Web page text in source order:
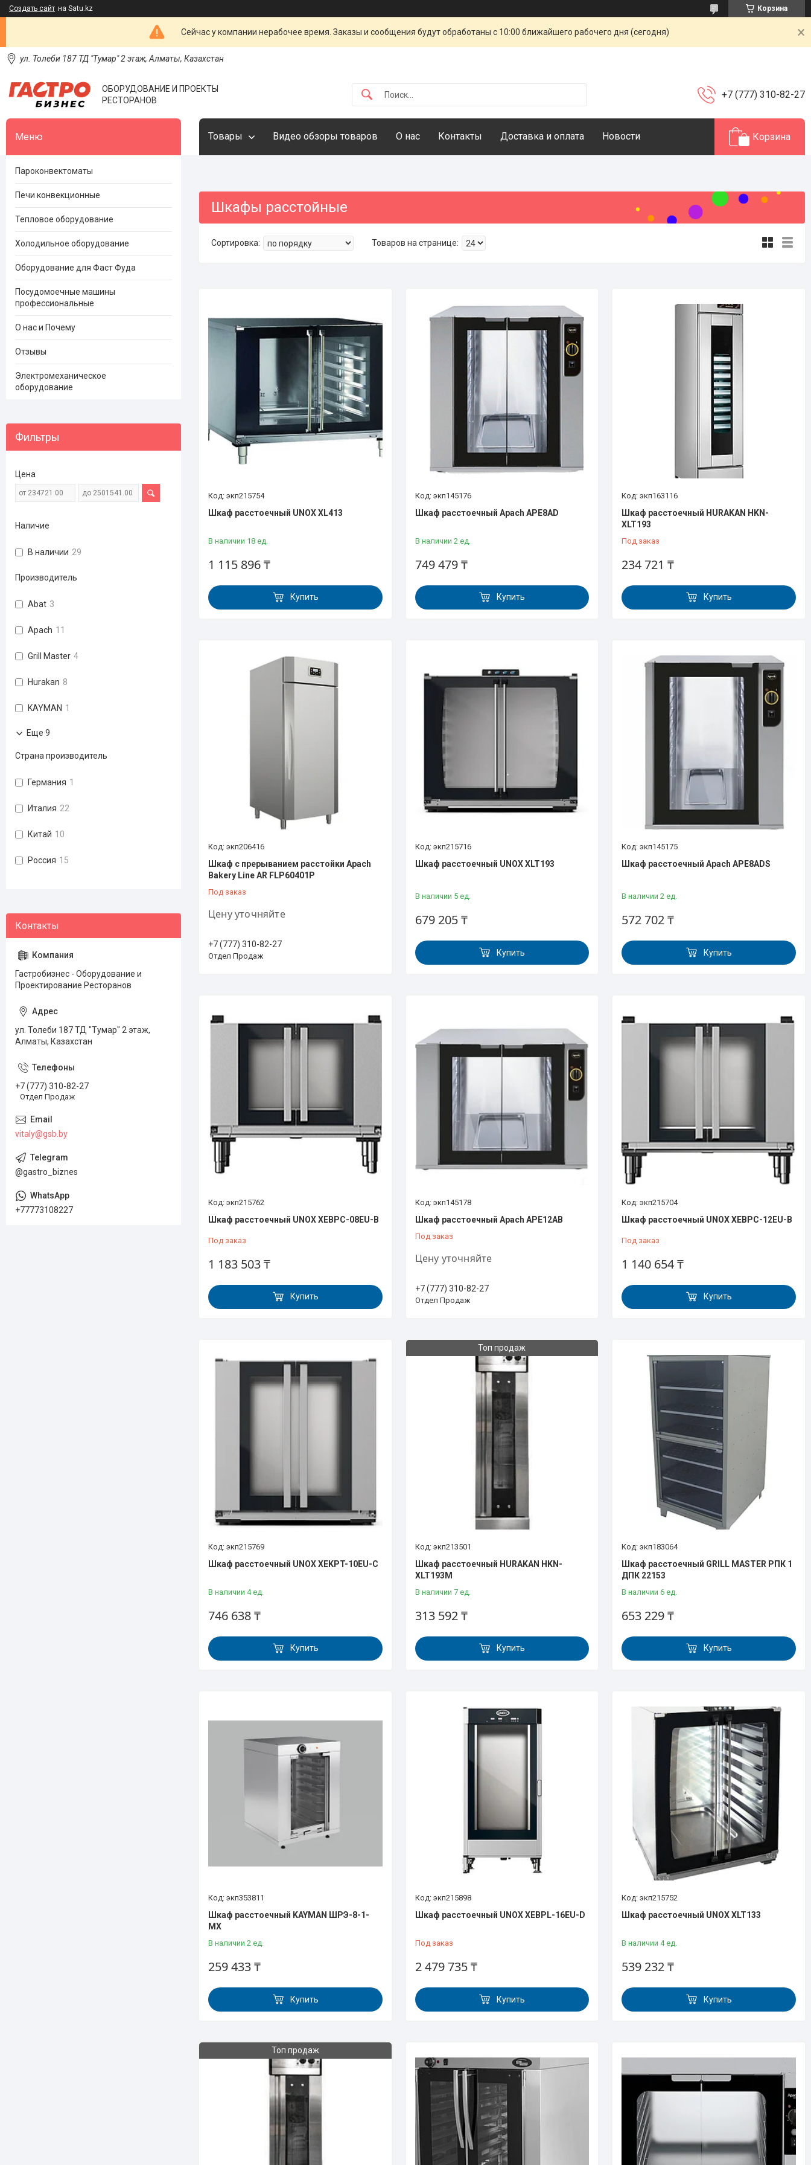
Создать сайт на Satu.kz Корзина
Сейчас у компании нерабочее время. Заказы и сообщения будут обработаны с 10:00 ближайшего рабочего дня (сегодня)
ул. Толеби 187 ТД "Тумар" 2 этаж, Алматы, Казахстан
ОБОРУДОВАНИЕ И ПРОЕКТЫ
РЕСТОРАНОВ
+7 (777) 310-82-27
Товары Видео обзоры товаров О нас Контакты Доставка и оплата Новости Корзина
Шкафы расстойные
экп215754
Шкаф расстоечный UNOX XL413
В наличии 18 ед.
1 115 896 ₸
Купить
экп145176
Шкаф расстоечный Apach APE8AD
В наличии 2 ед.
749 479 ₸
Купить
экп163116
Шкаф расстоечный HURAKAN HKN-
XLT193
Под заказ
234 721 ₸
Купить
экп206416
Шкаф с прерыванием расстойки Apach
Bakery Line AR FLP60401P
Под заказ
Цену уточняйте
+7 (777) 310-82-27
Отдел Продаж
экп215716
Шкаф расстоечный UNOX XLT193
В наличии 5 ед.
679 205 ₸
Купить
экп145175
Шкаф расстоечный Apach APE8ADS
В наличии 2 ед.
572 702 ₸
Купить
экп215762
Шкаф расстоечный UNOX XEBPC-08EU-B
Под заказ
1 183 503 ₸
Купить
экп145178
Шкаф расстоечный Apach APE12AB
Под заказ
Цену уточняйте
+7 (777) 310-82-27
Отдел Продаж
экп215704
Шкаф расстоечный UNOX XEBPC-12EU-B
Под заказ
1 140 654 ₸
Купить
экп215769
Шкаф расстоечный UNOX XEKPT-10EU-C
В наличии 4 ед.
746 638 ₸
Купить
Топ продаж
экп213501
Шкаф расстоечный HURAKAN HKN-
XLT193M
В наличии 7 ед.
313 592 ₸
Купить
экп183064
Шкаф расстоечный GRILL MASTER РПК 1
ДПК 22153
В наличии 6 ед.
653 229 ₸
Купить
экп353811
Шкаф расстоечный KAYMAN ШРЭ-8-1-
МХ
В наличии 2 ед.
259 433 ₸
Купить
экп215898
Шкаф расстоечный UNOX XEBPL-16EU-D
Под заказ
2 479 735 ₸
Купить
экп215752
Шкаф расстоечный UNOX XLT133
В наличии 4 ед.
539 232 ₸
Купить
Топ продаж
Пароконвектоматы
Печи конвекционные
Тепловое оборудование
Холодильное оборудование
Оборудование для Фаст Фуда
Посудомоечные машины
профессиональные
О нас и Почему
Отзывы
Электромеханическое
оборудование
Фильтры
Цена
Наличие
В наличии 29
Производитель
Abat 3
Apach 11
Grill Master 4
Hurakan 8
KAYMAN 1
Еще 9
Страна производитель
Германия 1
Италия 22
Китай 10
Россия 15
Гастробизнес - Оборудование и
Проектирование Ресторанов
ул. Толеби 187 ТД "Тумар" 2 этаж,
Алматы, Казахстан
+7 (777) 310-82-27
Отдел Продаж
vitaly@gsb.by
@gastro_biznes
+77773108227